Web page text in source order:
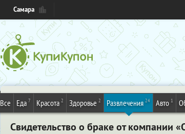
Самара
Все Еда 7 Красота 2 Здоровье 2 Развлечения 24 Авто 1
Свидетельство о браке от компании